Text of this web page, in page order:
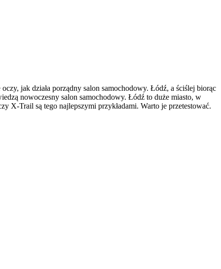
jak działa porządny salon samochodowy. Łódź, a ściślej biorąc
nowoczesny salon samochodowy. Łódź to duże miasto, w
X-Trail są tego najlepszymi przykładami. Warto je przetestować.